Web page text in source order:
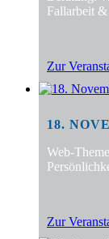
Fallarbeit
Zur
18.
Web-
Zur